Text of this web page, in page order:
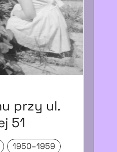
przy ul.
51
1950–1959